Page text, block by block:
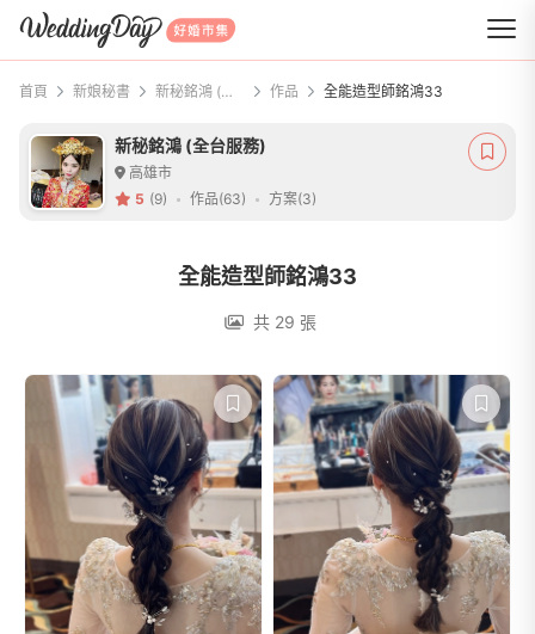
WeddingDay 好婚市集
首頁 新娘秘書 新秘銘鴻 (全台服務) 作品 全能造型師銘鴻33
新秘銘鴻 (全台服務)
高雄市
5 (9) 作品(63) 方案(3)
全能造型師銘鴻33
共 29 張